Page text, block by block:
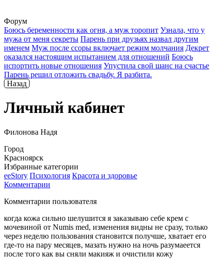
Форум
Боюсь беременности как огня, а муж торопит Узнала, что у
мужа от меня секреты Парень при друзьях назвал другим
именем Муж после ссоры включает режим молчания Декрет
оказался настоящим испытанием для отношений Боюсь
испортить новые отношения Упустила свой шанс на счастье
Парень решил отложить свадьбу. Я разбита.
Назад
Личный кабинет
Филонова Надя
Город
Красноярск
Избранные категории
ееStory Психология Красота и здоровье
Комментарии
Комментарии пользователя
когда кожа сильно шелушится я заказываю себе крем с
мочевиной от Numis med, изменения видны не сразу, только
через неделю пользования становится получше, хватает его
где-то на пару месяцев, мазать нужно на ночь разумаеется
после того как вы сняли макияж и очистили кожу